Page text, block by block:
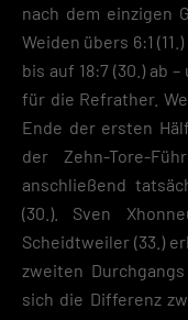
nach dem einzigen
Weiden übers 6:1
bis auf 18:7 (30.) ab
für die Refrather.
Ende der ersten
der Zehn-Tore-
anschließend
(30.). Sven
Scheidtweiler (33.)
zweiten
sich die Differenz